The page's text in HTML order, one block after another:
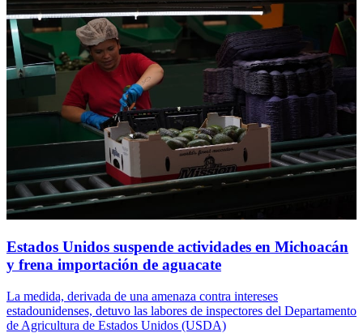
Estados Unidos suspende actividades en Michoacán
y frena importación de aguacate
La medida, derivada de una amenaza contra intereses
estadounidenses, detuvo las labores de inspectores del Departamento
de Agricultura de Estados Unidos (USDA)